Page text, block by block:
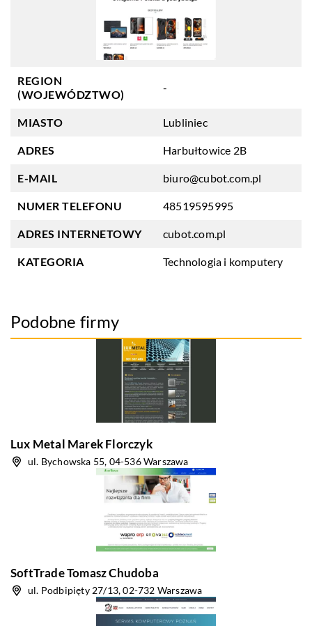
REGION
(WOJEWÓDZTWO)
-
MIASTO Lubliniec
ADRES Harbułtowice 2B
E-MAIL biuro@cubot.com.pl
NUMER TELEFONU 48519595995
ADRES INTERNETOWY cubot.com.pl
KATEGORIA Technologia i komputery
Podobne firmy
Lux Metal Marek Florczyk
ul. Bychowska 55, 04-536 Warszawa
SoftTrade Tomasz Chudoba
ul. Podbipięty 27/13, 02-732 Warszawa